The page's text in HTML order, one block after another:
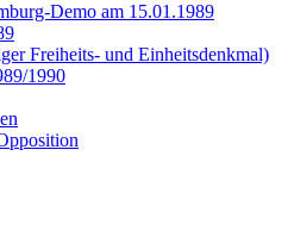
Demo am 15.01.1989
Freiheits- und Einheitsdenkmal)
1990